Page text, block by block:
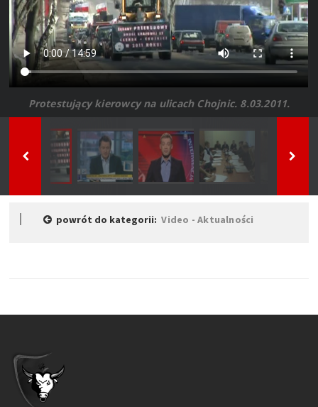
Protestujący kierowcy na ulicach Chojnic. 8.03.2011.
powrót do kategorii:Video - Aktualności